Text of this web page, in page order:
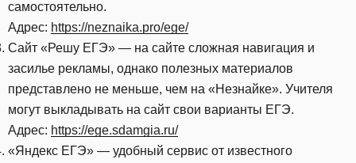
самостоятельно.
Адрес: https://neznaika.pro/ege/
Сайт «Решу ЕГЭ» — на сайте сложная навигация и
засилье рекламы, однако полезных материалов
представлено не меньше, чем на «Незнайке». Учителя
могут выкладывать на сайт свои варианты ЕГЭ.
Адрес: https://ege.sdamgia.ru/
«Яндекс ЕГЭ» — удобный сервис от известного